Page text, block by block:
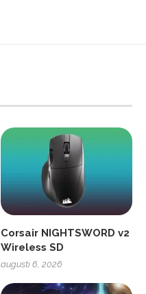
Corsair NIGHTSWORD v2
Wireless SD
augusti 6, 2026